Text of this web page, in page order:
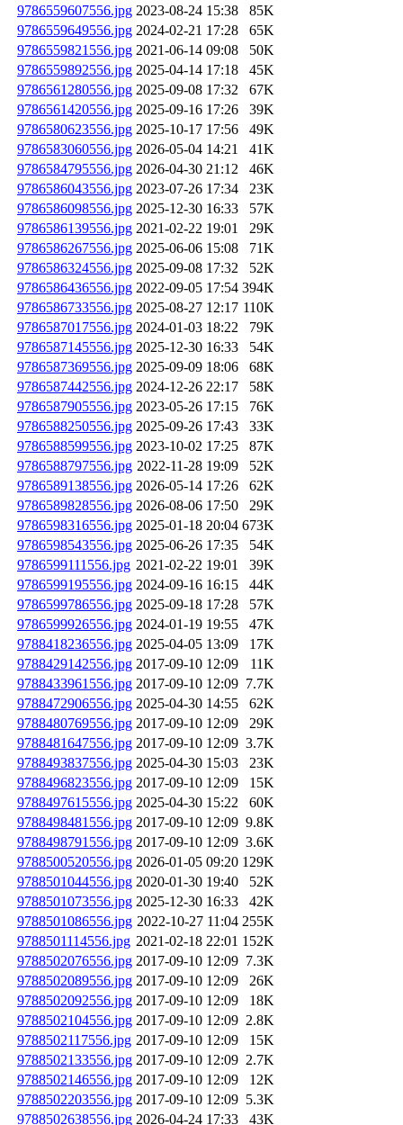
9786559607556.jpg 2023-08-24 15:38
85K
9786559649556.jpg 2024-02-21 17:28
65K
9786559821556.jpg 2021-06-14 09:08
50K
9786559892556.jpg 2025-04-14 17:18
45K
9786561280556.jpg 2025-09-08 17:32
67K
9786561420556.jpg 2025-09-16 17:26
39K
9786580623556.jpg 2025-10-17 17:56
49K
9786583060556.jpg 2026-05-04 14:21
41K
9786584795556.jpg 2026-04-30 21:12
46K
9786586043556.jpg 2023-07-26 17:34
23K
9786586098556.jpg 2025-12-30 16:33
57K
9786586139556.jpg 2021-02-22 19:01
29K
9786586267556.jpg 2025-06-06 15:08
71K
9786586324556.jpg 2025-09-08 17:32
52K
9786586436556.jpg 2022-09-05 17:54 394K
9786586733556.jpg 2025-08-27 12:17 110K
9786587017556.jpg 2024-01-03 18:22
79K
9786587145556.jpg 2025-12-30 16:33
54K
9786587369556.jpg 2025-09-09 18:06
68K
9786587442556.jpg 2024-12-26 22:17
58K
9786587905556.jpg 2023-05-26 17:15
76K
9786588250556.jpg 2025-09-26 17:43
33K
9786588599556.jpg 2023-10-02 17:25
87K
9786588797556.jpg 2022-11-28 19:09
52K
9786589138556.jpg 2026-05-14 17:26
62K
9786589828556.jpg 2026-08-06 17:50
29K
9786598316556.jpg 2025-01-18 20:04 673K
9786598543556.jpg 2025-06-26 17:35
54K
9786599111556.jpg 2021-02-22 19:01
39K
9786599195556.jpg 2024-09-16 16:15
44K
9786599786556.jpg 2025-09-18 17:28
57K
9786599926556.jpg 2024-01-19 19:55
47K
9788418236556.jpg 2025-04-05 13:09
17K
9788429142556.jpg 2017-09-10 12:09
11K
9788433961556.jpg 2017-09-10 12:09 7.7K
9788472906556.jpg 2025-04-30 14:55
62K
9788480769556.jpg 2017-09-10 12:09
29K
9788481647556.jpg 2017-09-10 12:09 3.7K
9788493837556.jpg 2025-04-30 15:03
23K
9788496823556.jpg 2017-09-10 12:09
15K
9788497615556.jpg 2025-04-30 15:22
60K
9788498481556.jpg 2017-09-10 12:09 9.8K
9788498791556.jpg 2017-09-10 12:09 3.6K
9788500520556.jpg 2026-01-05 09:20 129K
9788501044556.jpg 2020-01-30 19:40
52K
9788501073556.jpg 2025-12-30 16:33
42K
9788501086556.jpg 2022-10-27 11:04 255K
9788501114556.jpg 2021-02-18 22:01 152K
9788502076556.jpg 2017-09-10 12:09 7.3K
9788502089556.jpg 2017-09-10 12:09
26K
9788502092556.jpg 2017-09-10 12:09
18K
9788502104556.jpg 2017-09-10 12:09 2.8K
9788502117556.jpg 2017-09-10 12:09
15K
9788502133556.jpg 2017-09-10 12:09 2.7K
9788502146556.jpg 2017-09-10 12:09
12K
9788502203556.jpg 2017-09-10 12:09 5.3K
9788502638556.jpg 2026-04-24 17:33 43K